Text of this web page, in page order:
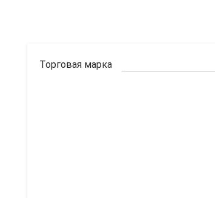
Торговая марка